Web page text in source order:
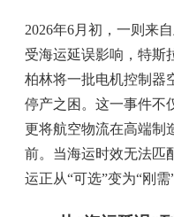
2026年6月初，一则来
受海运延误影响，特斯
柏林将一批电机控制器
停产之困。这一事件不
更将航空物流在高端制
前。当海运时效无法匹
运正从“可选”变为“刚需”